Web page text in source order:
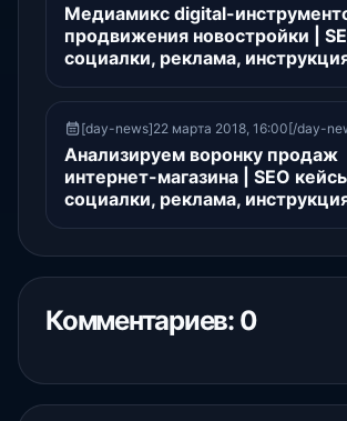
Медиамикс digital-
продвижения новостройки |
социалки, реклама,
[day-news]22 марта 2018, 16:00[/day-
Анализируем воронку продаж
интернет-магазина | SEO
социалки, реклама,
Комментариев: 0